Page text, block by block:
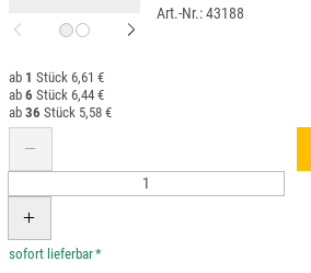
43188
1
6,61 €
6
6,44 €
36
5,58 €
*